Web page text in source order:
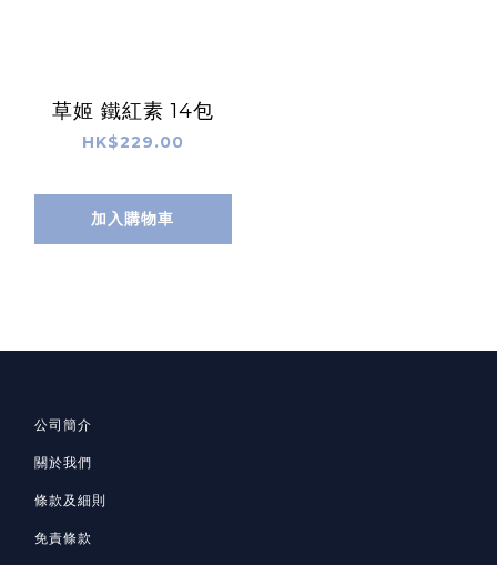
草姬 鐵紅素 14包
HK$229.00
加入購物車
公司簡介
關於我們
條款及細則
免責條款